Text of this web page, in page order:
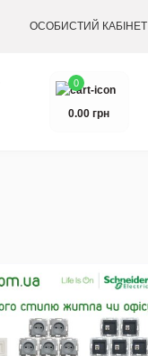
ОСОБИСТИЙ КАБІНЕТ
0
0.00 грн